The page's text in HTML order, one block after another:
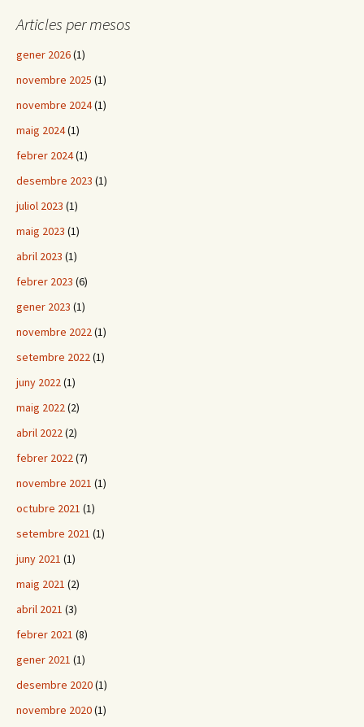
Articles per mesos
gener 2026(1)
novembre 2025 (1)
novembre 2024(1)
maig 2024(1)
febrer 2024(1)
desembre 2023 (1)
juliol 2023 (1)
maig 2023 (1)
abril 2023 (1)
febrer 2023 (6)
gener 2023 (1)
novembre 2022(1)
setembre 2022(1)
juny 2022(1)
maig 2022(2)
abril 2022(2)
febrer 2022(7)
novembre 2021 (1)
octubre 2021 (1)
setembre 2021 (1)
juny 2021 (1)
maig 2021 (2)
abril 2021 (3)
febrer 2021 (8)
gener 2021 (1)
desembre 2020(1)
novembre 2020(1)